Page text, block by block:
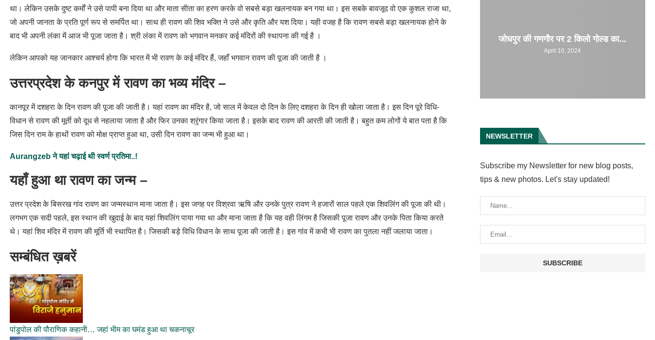
था। लेकिन उसके दुष्ट कर्मों ने उसे पापी बना दिया था और माता सीता का हरण करके वो सबसे बड़ा खलनायक बन गया था। इस सबके बावजूद वो एक कुशल राजा था,
जो अपनी जानता के प्रति पूर्ण रूप से समर्पित था। साथ ही रावण की शिव भक्ति ने उसे और कृति और यश दिया। यही वजह है कि रावण सबसे बड़ा खलनायक होने के
बाद भी अपनी लंका में आज भी पूजा जाता है। श्री लंका में रावण को भगवान मनकर कई मंदिरों की स्थापना की गई है ।
लेकिन आपको यह जानकार आश्चर्य होगा कि भारत में भी रावण के कई मंदिर हैं, जहाँ भगवान रावण की पूजा की जाती है ।
उत्तरप्रदेश के कनपुर में रावण का भव्य मंदिर –
कानपूर में दशहरा के दिन रावण की पूजा की जाती है। यहां रावण का मंदिर है, जो साल में केवल दो दिन के लिए दशहरा के दिन ही खोला जाता है। इस दिन पूरे विधि-
विधान से रावण की मूर्ती को दूध से नहलाया जाता है और फिर उनका श्रृंगार किया जाता है। इसके बाद रावण की आरती की जाती है। बहुत कम लोगों ये बात पता है कि
जिस दिन राम के हाथों रावण को मोक्ष प्राप्त हुआ था, उसी दिन रावण का जन्म भी हुआ था।
Aurangzeb ने यहां चढ़ाई थी स्वर्ण प्रतिमा..!
यहाँ हुआ था रावण का जन्म –
उत्तर प्रदेश के बिसरख गांव रावण का जन्मस्थान माना जाता है। इस जगह पर विश्रवा ऋषि और उनके पुत्र रावण ने हजारों साल पहले एक शिवलिंग की पूजा की थी।
लगभग एक सदी पहले, इस स्थान की खुदाई के बाद यहां शिवलिंग पाया गया था और माना जाता है कि यह वही लिंगम है जिसकी पूजा रावण और उनके पिता किया करते
थे। यहां शिव मंदिर में रावण की मूर्ति भी स्थापित है। जिसकी बड़े विधि विधान के साथ पूजा की जाती है। इस गांव में कभी भी रावण का पुतला नहीं जलाया जाता।
सम्बंधित ख़बरें
पांडुपोल की पौराणिक कहानी… जहां भीम का घमंड हुआ था चकनाचूर
जोधपुर की गणगौर पर 2 किलो गोल्ड का...
April 10, 2024
NEWSLETTER
Subscribe my Newsletter for new blog posts,
tips & new photos. Let's stay updated!